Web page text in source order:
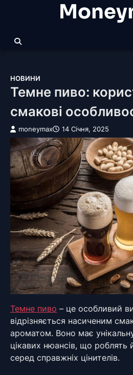
НОВИНИ
Темне пиво:
смакові
moneymax 14 Січня, 2025
Темне пиво – це особливий
відрізняється насиченим
ароматом. Воно має
цікавих нюансів, що роблять
серед справжніх цінителів.